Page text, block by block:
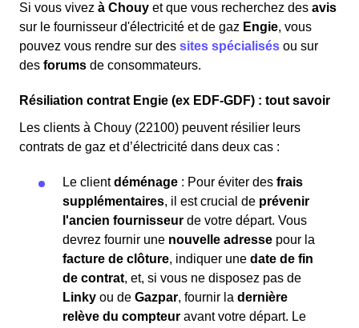
Si vous vivez à Chouy et que vous recherchez des avis
sur le fournisseur d'électricité et de gaz Engie, vous
pouvez vous rendre sur des sites spécialisés ou sur
des forums de consommateurs.
Résiliation contrat Engie (ex EDF-GDF) : tout savoir
Les clients à Chouy (22100) peuvent résilier leurs
contrats de gaz et d’électricité dans deux cas :
Le clientdéménage : Pour éviter des frais
supplémentaires, il est crucial de prévenir
l'ancien fournisseur de votre départ. Vous
devrez fournir une nouvelle adresse pour la
facture de clôture, indiquer une date de fin
de contrat, et, si vous ne disposez pas de
Linky ou de Gazpar, fournir la dernière
relève du compteur avant votre départ. Le